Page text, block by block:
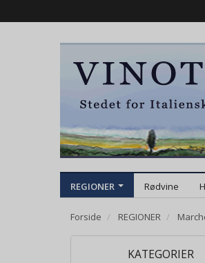
REGIONER Rødvine
Forside REGIONER
KATEGORIER